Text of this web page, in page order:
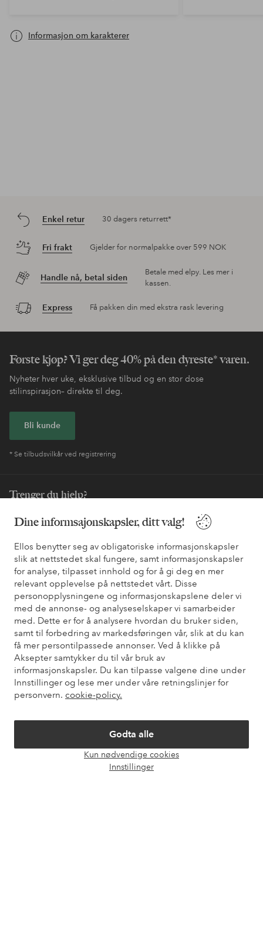
Dine informsajonskapsler, ditt valg!
Ellos benytter seg av obligatoriske informasjonskapsler
slik at nettstedet skal fungere, samt informasjonskapsler
for analyse, tilpasset innhold og for å gi deg en mer
relevant opplevelse på nettstedet vårt. Disse
personopplysningene og informasjonskapslene deler vi
med de annonse- og analyseselskaper vi samarbeider
med. Dette er for å analysere hvordan du bruker siden,
samt til forbedring av markedsføringen vår, slik at du kan
få mer persontilpassede annonser. Ved å klikke på
Aksepter samtykker du til vår bruk av
informasjonskapsler. Du kan tilpasse valgene dine under
Innstillinger og lese mer under våre retningslinjer for
personvern. cookie-policy.
Godta alle
Kun nødvendige cookies
Innstillinger
Informasjon om karakterer
Enkel retur 30 dagers returrett*
Fri frakt Gjelder for normalpakke over 599 NOK
Handle nå, betal siden
Betale med elpy. Les mer i
kassen.
Express Få pakken din med ekstra rask levering
Første kjøp? Vi ger deg 40% på den dyreste* varen.
Nyheter hver uke, eksklusive tilbud og en stor dose
stilinspirasjon– direkte til deg.
Bli kunde
* Se tilbudsvilkår ved registrering
Trenger du hjelp?
Du finner svar på de vanligste spørsmålene i vår FAQ. Du finner
også informasjon om hvordan du kan kontakte oss.
Kundeservice Bestilling Betalingsmåte
Mine sider
Om Ellos
Våre tjenester